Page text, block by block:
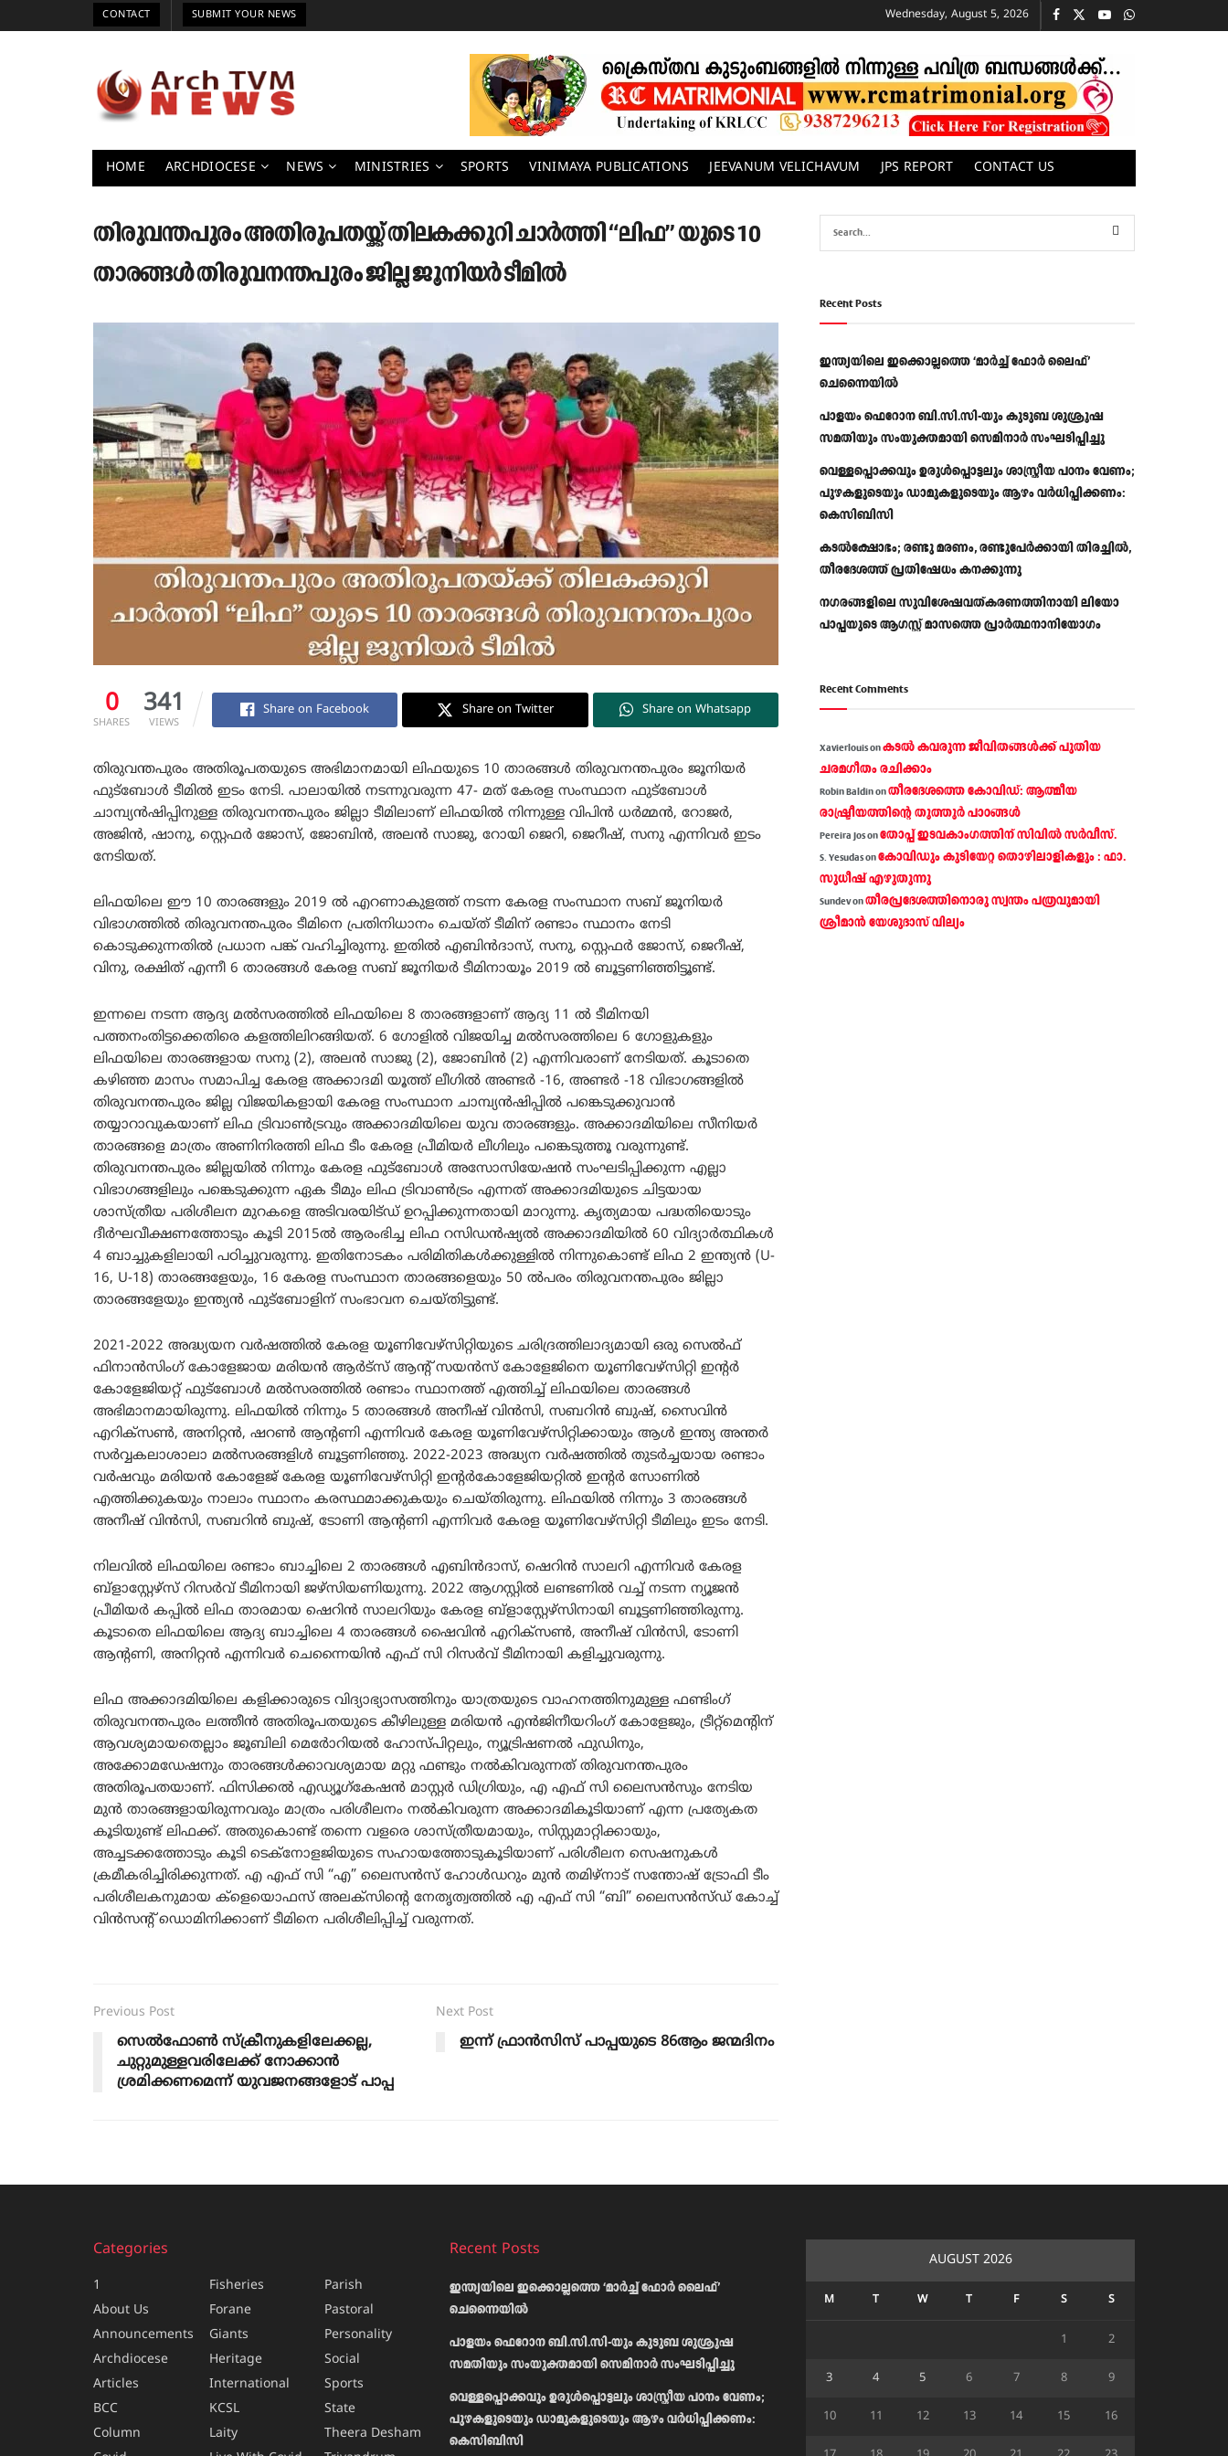
CONTACT SUBMIT YOUR NEWS Wednesday, August 5, 2026
HOME ARCHDIOCESE NEWS MINISTRIES SPORTS VINIMAYA PUBLICATIONS JEEVANUM VELICHAVUM JPS REPORT CONTACT US
തിരുവന്തപുരം അതിരൂപതയ്ക്ക് തിലകക്കുറി ചാർത്തി “ലിഫ” യുടെ 10
താരങ്ങൾ തിരുവനന്തപുരം ജില്ല ജൂനിയർ ടീമിൽ
0
SHARES
341
VIEWS
Share on Facebook Share on Twitter Share on Whatsapp
തിരുവന്തപുരം അതിരൂപതയുടെ അഭിമാനമായി ലിഫയുടെ 10 താരങ്ങൾ തിരുവനന്തപുരം ജൂനിയർ
ഫുട്ബോൾ ടീമിൽ ഇടം നേടി. പാലായിൽ നടന്നുവരുന്ന 47- മത് കേരള സംസ്ഥാന ഫുട്ബോൾ
ചാമ്പ്യൻഷിപ്പിനുള്ള തിരുവനന്തപുരം ജില്ലാ ടീമിലാണ് ലിഫയിൽ നിന്നുള്ള വിപിൻ ധർമ്മൻ, റോജർ,
അജിൻ, ഷാനു, സ്റ്റെഫർ ജോസ്, ജോബിൻ, അലൻ സാജു, റോയി ജെറി, ജെറീഷ്, സനു എന്നിവർ ഇടം
നേടിയത്.
ലിഫയിലെ ഈ 10 താരങ്ങളും 2019 ൽ എറണാകുളത്ത് നടന്ന കേരള സംസ്ഥാന സബ് ജൂനിയർ
വിഭാഗത്തിൽ തിരുവനന്തപുരം ടീമിനെ പ്രതിനിധാനം ചെയ്ത് ടീമിന് രണ്ടാം സ്ഥാനം നേടി
കൊടുക്കുന്നതിൽ പ്രധാന പങ്ക് വഹിച്ചിരുന്നു. ഇതിൽ എബിൻദാസ്, സനു, സ്റ്റെഫർ ജോസ്, ജെറീഷ്,
വിനു, രക്ഷിത് എന്നീ 6 താരങ്ങൾ കേരള സബ് ജൂനിയർ ടീമിനായൂം 2019 ൽ ബൂട്ടണിഞ്ഞിട്ടൂണ്ട്.
ഇന്നലെ നടന്ന ആദ്യ മൽസരത്തിൽ ലിഫയിലെ 8 താരങ്ങളാണ് ആദ്യ 11 ൽ ടീമിനയി
പത്തനംതിട്ടക്കെതിരെ കളത്തിലിറങ്ങിയത്. 6 ഗോളിൽ വിജയിച്ച മൽസരത്തിലെ 6 ഗോളുകളും
ലിഫയിലെ താരങ്ങളായ സനു (2), അലൻ സാജു (2), ജോബിൻ (2) എന്നിവരാണ് നേടിയത്. കൂടാതെ
കഴിഞ്ഞ മാസം സമാപിച്ച കേരള അക്കാദമി യൂത്ത് ലീഗിൽ അണ്ടർ -16, അണ്ടർ -18 വിഭാഗങ്ങളിൽ
തിരുവനന്തപുരം ജില്ല വിജയികളായി കേരള സംസ്ഥാന ചാമ്പ്യൻഷിപ്പിൽ പങ്കെടുക്കുവാൻ
തയ്യാറാവുകയാണ് ലിഫ ട്രിവാൺട്രവും അക്കാദമിയിലെ യുവ താരങ്ങളും. അക്കാദമിയിലെ സീനിയർ
താരങ്ങളെ മാത്രം അണിനിരത്തി ലിഫ ടീം കേരള പ്രീമിയർ ലീഗിലും പങ്കെടുത്തൂ വരുന്നുണ്ട്.
തിരുവനന്തപുരം ജില്ലയിൽ നിന്നും കേരള ഫുട്ബോൾ അസോസിയേഷൻ സംഘടിപ്പിക്കുന്ന എല്ലാ
വിഭാഗങ്ങളിലും പങ്കെടുക്കുന്ന ഏക ടീമും ലിഫ ട്രിവാൺട്രം എന്നത് അക്കാദമിയുടെ ചിട്ടയായ
ശാസ്ത്രീയ പരിശീലന മുറകളെ അടിവരയിട്ഡ് ഉറപ്പിക്കുന്നതായി മാറുന്നു. കൃത്യമായ പദ്ധതിയൊടും
ദീർഘവീക്ഷണത്തോടും കൂടി 2015ൽ ആരംഭിച്ച ലിഫ റസിഡൻഷ്യൽ അക്കാദമിയിൽ 60 വിദ്യാർത്ഥികൾ
4 ബാച്ചുകളിലായി പഠിച്ചുവരുന്നു. ഇതിനോടകം പരിമിതികൾക്കുള്ളിൽ നിന്നുകൊണ്ട് ലിഫ 2 ഇന്ത്യൻ (U-
16, U-18) താരങ്ങളേയും, 16 കേരള സംസ്ഥാന താരങ്ങളെയും 50 ൽപരം തിരുവനന്തപുരം ജില്ലാ
താരങ്ങളേയും ഇന്ത്യൻ ഫുട്ബോളിന് സംഭാവന ചെയ്തിട്ടുണ്ട്.
2021-2022 അദ്ധ്യയന വർഷത്തിൽ കേരള യൂണിവേഴ്സിറ്റിയുടെ ചരിദ്രത്തിലാദ്യമായി ഒരു സെൽഫ്
ഫിനാൻസിംഗ് കോളേജായ മരിയൻ ആർട്സ് ആന്റ് സയൻസ് കോളേജിനെ യൂണിവേഴ്സിറ്റി ഇന്റർ
കോളേജിയറ്റ് ഫുട്ബോൾ മൽസരത്തിൽ രണ്ടാം സ്ഥാനത്ത് എത്തിച്ച് ലിഫയിലെ താരങ്ങൾ
അഭിമാനമായിരുന്നു. ലിഫയിൽ നിന്നും 5 താരങ്ങൾ അനീഷ് വിൻസി, സബറിൻ ബുഷ്, സൈവിൻ
എറിക്സൺ, അനിറ്റൻ, ഷറൺ ആന്റണി എന്നിവർ കേരള യൂണിവേഴ്സിറ്റിക്കായും ആൾ ഇന്ത്യ അന്തർ
സർവ്വകലാശാലാ മൽസരങ്ങളിൾ ബൂട്ടണിഞ്ഞു. 2022-2023 അദ്ധ്യന വർഷത്തിൽ തുടർച്ചയായ രണ്ടാം
വർഷവും മരിയൻ കോളേജ് കേരള യൂണിവേഴ്സിറ്റി ഇന്റർകോളേജിയറ്റിൽ ഇന്റർ സോണിൽ
എത്തിക്കുകയും നാലാം സ്ഥാനം കരസ്ഥമാക്കുകയും ചെയ്തിരുന്നു. ലിഫയിൽ നിന്നും 3 താരങ്ങൾ
അനീഷ് വിൻസി, സബറിൻ ബുഷ്, ടോണി ആന്റണി എന്നിവർ കേരള യൂണിവേഴ്സിറ്റി ടീമിലും ഇടം നേടി.
നിലവിൽ ലിഫയിലെ രണ്ടാം ബാച്ചിലെ 2 താരങ്ങൾ എബിൻദാസ്, ഷെറിൻ സാലറി എന്നിവർ കേരള
ബ്ളാസ്റ്റേഴ്സ് റിസർവ് ടീമിനായി ജഴ്സിയണിയുന്നു. 2022 ആഗസ്റ്റിൽ ലണ്ടണിൽ വച്ച് നടന്ന ന്യൂജൻ
പ്രീമിയർ കപ്പിൽ ലിഫ താരമായ ഷെറിൻ സാലറിയും കേരള ബ്ളാസ്റ്റേഴ്സിനായി ബൂട്ടണിഞ്ഞിരുന്നു.
കൂടാതെ ലിഫയിലെ ആദ്യ ബാച്ചിലെ 4 താരങ്ങൾ ഷൈവിൻ എറിക്സൺ, അനീഷ് വിൻസി, ടോണി
ആന്റണി, അനിറ്റൻ എന്നിവർ ചെന്നൈയിൻ എഫ് സി റിസർവ് ടീമിനായി കളിച്ചുവരുന്നു.
ലിഫ അക്കാദമിയിലെ കളിക്കാരുടെ വിദ്യാഭ്യാസത്തിനും യാത്രയുടെ വാഹനത്തിനുമുള്ള ഫണ്ടിംഗ്
തിരുവനന്തപുരം ലത്തീൻ അതിരൂപതയുടെ കീഴിലുള്ള മരിയൻ എൻജിനീയറിംഗ് കോളേജും, ട്രീറ്റ്മെന്റിന്
ആവശ്യമായതെല്ലാം ജൂബിലി മെർോറിയൽ ഹോസ്പിറ്റലും, ന്യൂട്രിഷണൽ ഫുഡിനും,
അക്കോമഡേഷനും താരങ്ങൾക്കാവശ്യമായ മറ്റു ഫണ്ടും നൽകിവരുന്നത് തിരുവനന്തപുരം
അതിരൂപതയാണ്. ഫിസിക്കൽ എഡ്യൂഗ്കേഷൻ മാസ്റ്റർ ഡിഗ്രിയും, എ എഫ് സി ലൈസൻസും നേടിയ
മുൻ താരങ്ങളായിരുന്നവരും മാത്രം പരിശീലനം നൽകിവരുന്ന അക്കാദമികൂടിയാണ് എന്ന പ്രത്യേകത
കൂടിയുണ്ട് ലിഫക്ക്. അതുകൊണ്ട് തന്നെ വളരെ ശാസ്ത്രീയമായും, സിസ്റ്റമാറ്റിക്കായും,
അച്ചടക്കത്തോടും കൂടി ടെക്നോളജിയുടെ സഹായത്തോടുകൂടിയാണ് പരിശീലന സെഷനുകൾ
ക്രമീകരിച്ചിരിക്കുന്നത്. എ എഫ് സി “എ” ലൈസൻസ് ഹോൾഡറും മുൻ തമിഴ്നാട് സന്തോഷ് ട്രോഫി ടീം
പരിശീലകനുമായ ക്ളെയൊഫസ് അലക്സിന്റെ നേതൃത്വത്തിൽ എ എഫ് സി “ബി” ലൈസൻസ്ഡ് കോച്ച്
വിൻസന്റ് ഡൊമിനിക്കാണ് ടീമിനെ പരിശീലിപ്പിച്ച് വരുന്നത്.
Previous Post
സെൽഫോൺ സ്ക്രീനുകളിലേക്കല്ല,
ചുറ്റുമുള്ളവരിലേക്ക് നോക്കാൻ
ശ്രമിക്കണമെന്ന് യുവജനങ്ങളോട് പാപ്പ
Next Post
ഇന്ന് ഫ്രാൻസിസ് പാപ്പയുടെ 86ആം ജന്മദിനം
Recent Posts
ഇന്ത്യയിലെ ഇക്കൊല്ലത്തെ ‘മാർച്ച് ഫോർ ലൈഫ്’
ചെന്നൈയിൽ
പാളയം ഫെറോന ബി.സി.സി-യും കുടുബ ശുശ്രൂഷ
സമതിയും സംയുക്തമായി സെമിനാർ സംഘടിപ്പിച്ചു
വെള്ളപ്പൊക്കവും ഉരുള്‍പ്പൊട്ടലും ശാസ്ത്രീയ പഠനം വേണം;
പുഴകളുടെയും ഡാമുകളുടെയും ആഴം വര്‍ധിപ്പിക്കണം:
കെസിബിസി
കടൽക്ഷോഭം; രണ്ടു മരണം, രണ്ടുപേർക്കായി തിരച്ചിൽ,
തീരദേശത്ത് പ്രതിഷേധം കനക്കുന്നു
നഗരങ്ങളിലെ സുവിശേഷവത്കരണത്തിനായി ലിയോ
പാപ്പയുടെ ആഗസ്റ്റ് മാസത്തെ പ്രാര്‍ത്ഥനാനിയോഗം
Recent Comments
Xavierlouisonകടല്‍ കവരുന്ന ജീവിതങ്ങള്‍ക്ക് പുതിയ
ചരമഗീതം രചിക്കാം
Robin Baldinonതീരദേശത്തെ കോവിഡ്: ആത്മീയ
രാഷ്ട്രീയത്തിന്റെ തൂത്തൂര്‍ പാഠങ്ങൾ
Pereira Josonതോപ്പ് ഇടവകാംഗത്തിന് സിവിൽ സർവീസ്.
S. Yesudasonകോവിഡും കുടിയേറ്റ തൊഴിലാളികളും : ഫാ.
സുധീഷ് എഴുതുന്നു
Sundevonതീരപ്രദേശത്തിനൊരു സ്വന്തം പത്രവുമായി
ശ്രീമാന്‍ യേശുദാസ് വില്യം
Categories
1
About Us
Announcements
Archdiocese
Articles
BCC
Column
Fisheries
Forane
Giants
Heritage
International
KCSL
Laity
Parish
Pastoral
Personality
Social
Sports
State
Theera Desham
Recent Posts
ഇന്ത്യയിലെ ഇക്കൊല്ലത്തെ ‘മാർച്ച് ഫോർ ലൈഫ്’
ചെന്നൈയിൽ
പാളയം ഫെറോന ബി.സി.സി-യും കുടുബ ശുശ്രൂഷ
സമതിയും സംയുക്തമായി സെമിനാർ സംഘടിപ്പിച്ചു
വെള്ളപ്പൊക്കവും ഉരുള്‍പ്പൊട്ടലും ശാസ്ത്രീയ പഠനം വേണം;
പുഴകളുടെയും ഡാമുകളുടെയും ആഴം വര്‍ധിപ്പിക്കണം:
കെസിബിസി
AUGUST 2026
M T W T F S S
1 2
3 4 5 6 7 8 9
10 11 12 13 14 15 16